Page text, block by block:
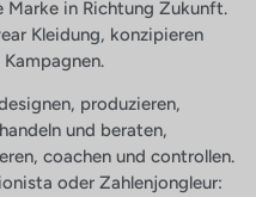
Marke in Richtung Zukunft.
Kleidung, konzipieren
produzieren,
und beraten,
coachen und controllen.
oder Zahlenjongleur: